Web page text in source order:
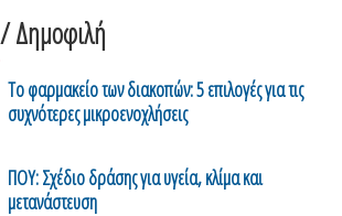
/ Δημοφιλή
Το φαρμακείο των διακοπών: 5 επιλογές για τις
συχνότερες μικροενοχλήσεις
ΠΟΥ: Σχέδιο δράσης για υγεία, κλίμα και
μετανάστευση